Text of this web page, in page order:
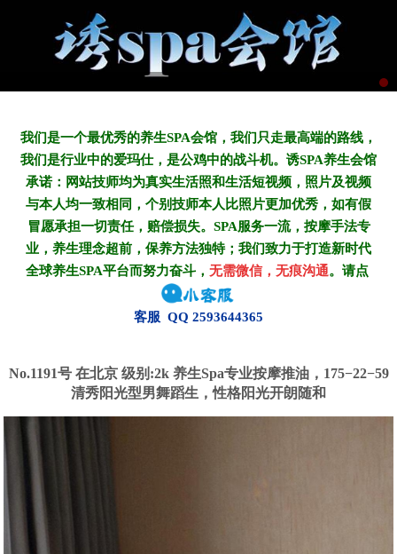
我们是一个最优秀的养生SPA会馆，我们只走最高端的路线，
我们是行业中的爱玛仕，是公鸡中的战斗机。诱SPA养生会馆
承诺：网站技师均为真实生活照和生活短视频，照片及视频
与本人均一致相同，个别技师本人比照片更加优秀，如有假
冒愿承担一切责任，赔偿损失。SPA服务一流，按摩手法专
业，养生理念超前，保养方法独特；我们致力于打造新时代
全球养生SPA平台而努力奋斗， 无需微信，无痕沟通。请点
客服 QQ 2593644365
No.1191号 在北京 级别:2k 养生Spa专业按摩推油，175−22−59
清秀阳光型男舞蹈生，性格阳光开朗随和